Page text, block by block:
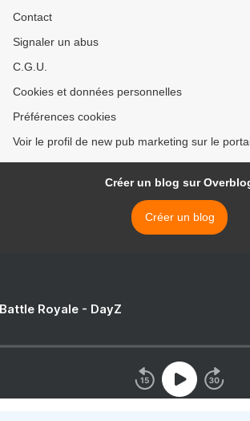
Contact
Signaler un abus
C.G.U.
Cookies et données personnelles
Préférences cookies
Voir le profil de new pub marketing sur le
Créer un blog sur
Créer un blog
Royale - DayZ